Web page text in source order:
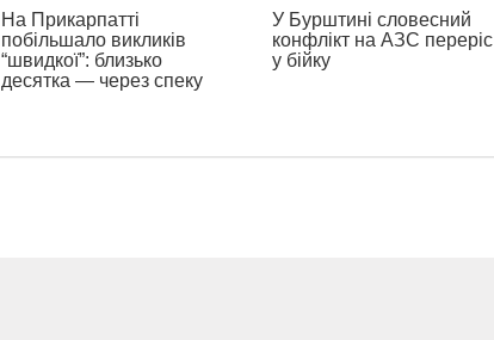
На Прикарпатті
побільшало викликів
“швидкої”: близько
десятка — через спеку
У Бурштині словесний
конфлікт на АЗС переріс
у бійку